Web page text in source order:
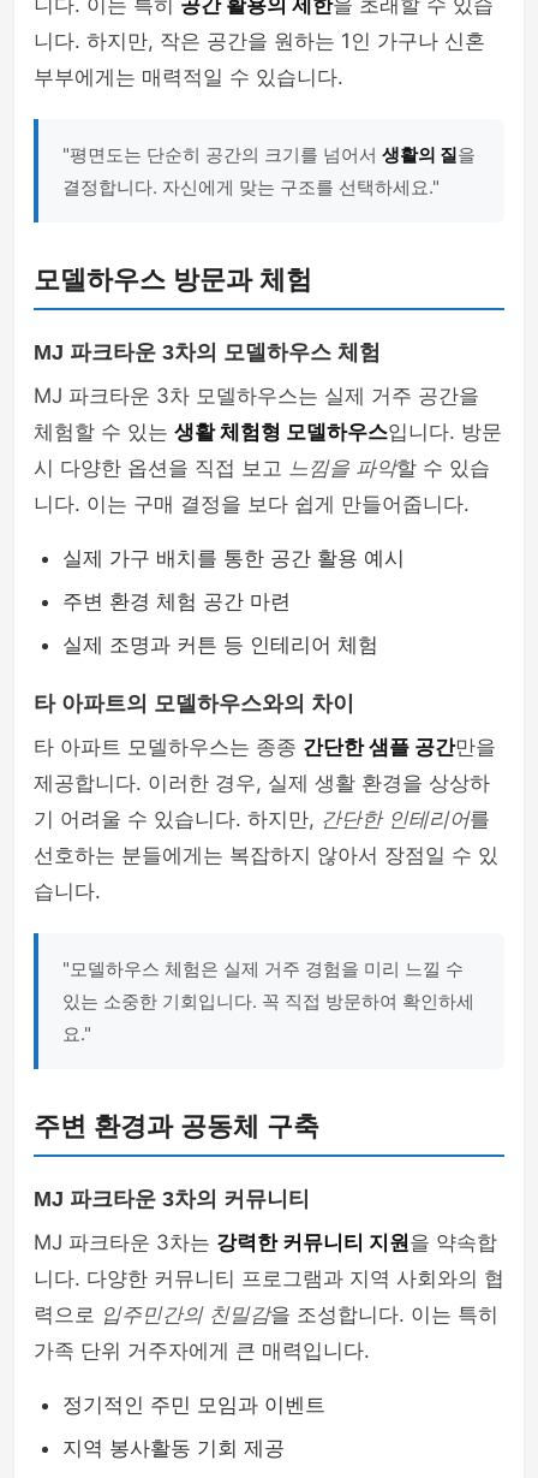
니다. 이는 특히 공간 활용의 제한을 초래할 수 있습
니다. 하지만, 작은 공간을 원하는 1인 가구나 신혼
부부에게는 매력적일 수 있습니다.
"평면도는 단순히 공간의 크기를 넘어서 생활의 질을
결정합니다. 자신에게 맞는 구조를 선택하세요."
모델하우스 방문과 체험
MJ 파크타운 3차의 모델하우스 체험
MJ 파크타운 3차 모델하우스는 실제 거주 공간을
체험할 수 있는 생활 체험형 모델하우스입니다. 방문
시 다양한 옵션을 직접 보고 느낌을 파악할 수 있습
니다. 이는 구매 결정을 보다 쉽게 만들어줍니다.
실제 가구 배치를 통한 공간 활용 예시
주변 환경 체험 공간 마련
실제 조명과 커튼 등 인테리어 체험
타 아파트의 모델하우스와의 차이
타 아파트 모델하우스는 종종 간단한 샘플 공간만을
제공합니다. 이러한 경우, 실제 생활 환경을 상상하
기 어려울 수 있습니다. 하지만, 간단한 인테리어를
선호하는 분들에게는 복잡하지 않아서 장점일 수 있
습니다.
"모델하우스 체험은 실제 거주 경험을 미리 느낄 수
있는 소중한 기회입니다. 꼭 직접 방문하여 확인하세
요."
주변 환경과 공동체 구축
MJ 파크타운 3차의 커뮤니티
MJ 파크타운 3차는 강력한 커뮤니티 지원을 약속합
니다. 다양한 커뮤니티 프로그램과 지역 사회와의 협
력으로 입주민간의 친밀감을 조성합니다. 이는 특히
가족 단위 거주자에게 큰 매력입니다.
정기적인 주민 모임과 이벤트
지역 봉사활동 기회 제공